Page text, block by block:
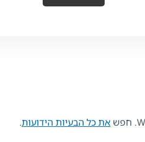
את כל הבעיות הידועות.